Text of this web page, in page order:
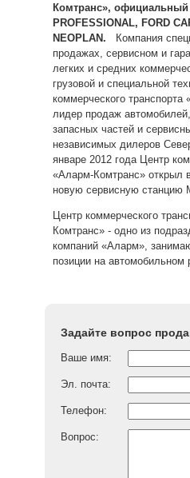
Комтранс», официальный
PROFESSIONAL, FORD
NEOPLAN.
Компания
продажах, сервисном и
легких и средних
грузовой и специальной
коммерческого
лидер продаж
запасных частей и
независимых дилеров
январе 2012 года Центр
«Аларм-Комтранс» открыл
новую сервисную станцию
Центр коммерческого
Комтранс» - одно из
компаний «Аларм»,
позиции на автомобильном
Задайте вопрос
Ваше имя:
Эл. почта:
Телефон:
Вопрос: